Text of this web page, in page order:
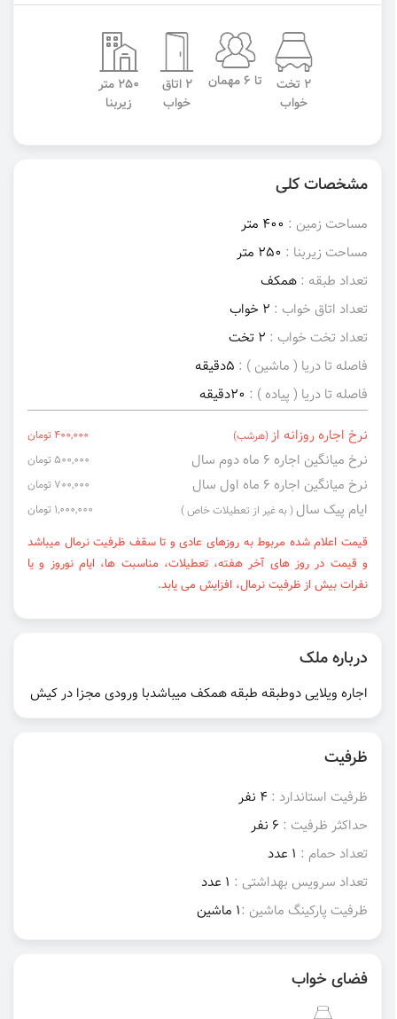
2 تخت
خواب
تا 6 مهمان
2 اتاق
خواب
250 متر
زیربنا
مشخصات کلی
مساحت زمین : 400 متر
مساحت زیربنا : 250 متر
تعداد طبقه : همکف
تعداد اتاق خواب : 2 خواب
تعداد تخت خواب : 2 تخت
فاصله تا دریا ( ماشین ) : 5دقیقه
فاصله تا دریا ( پیاده ) : 20دقیقه
نرخ اجاره روزانه از (هرشب) 400,000 تومان
نرخ میانگین اجاره ۶ ماه دوم سال 500,000 تومان
نرخ میانگین اجاره ۶ ماه اول سال 700,000 تومان
ایام پیک سال ( به غیر از تعطیلات خاص ) 1,000,000 تومان
قیمت اعلام شده مربوط به روزهای عادی و تا سقف ظرفیت نرمال میباشد
و قیمت در روز های آخر هفته، تعطیلات، مناسبت ها، ایام نوروز و یا
نفرات بیش از ظرفیت نرمال، افزایش می یابد.
درباره ملک
اجاره ویلایی دوطبقه طبقه همکف میباشدبا ورودی مجزا در کیش
ظرفیت
ظرفیت استاندارد : 4 نفر
حداکثر ظرفیت : 6 نفر
تعداد حمام : 1 عدد
تعداد سرویس بهداشتی : 1 عدد
ظرفیت پارکینگ ماشین :1 ماشین
فضای خواب